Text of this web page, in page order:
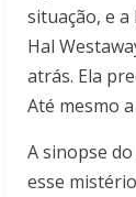
situação, e
Hal
atrás. Ela
Até mesmo
A sinopse
esse